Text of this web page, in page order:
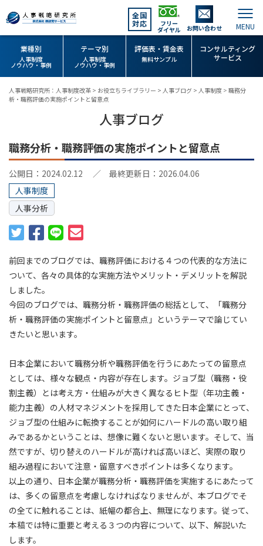
全国
対応
フリー
ダイヤル お問い合わせ
業種別
人事制度
ノウハウ・事例
テーマ別
人事制度
ノウハウ・事例
評価表・賃金表
無料サンプル
コンサルティング
サービス
人事戦略研究所：人事制度改革 > お役立ちライブラリー > 人事ブログ > 人事制度 > 職務分
析・職務評価の実施ポイントと留意点
人事ブログ
職務分析・職務評価の実施ポイントと留意点
公開日：2024.02.12
／ 最終更新日：2026.04.06
人事制度
人事分析
前回までのブログでは、職務評価における４つの代表的な方法に
ついて、各々の具体的な実施方法やメリット・デメリットを解説
しました。
今回のブログでは、職務分析・職務評価の総括として、「職務分
析・職務評価の実施ポイントと留意点」というテーマで論じてい
きたいと思います。
日本企業において職務分析や職務評価を行うにあたっての留意点
としては、様々な観点・内容が存在します。ジョブ型（職務・役
割主義）とは考え方・仕組みが大きく異なるヒト型（年功主義・
能力主義）の人材マネジメントを採用してきた日本企業にとって、
ジョブ型の仕組みに転換することが如何にハードルの高い取り組
みであるかということは、想像に難くないと思います。そして、当
然ですが、切り替えのハードルが高ければ高いほど、実際の取り
組み過程において注意・留意すべきポイントは多くなります。
以上の通り、日本企業が職務分析・職務評価を実施するにあたって
は、多くの留意点を考慮しなければなりませんが、本ブログでそ
の全てに触れることは、紙幅の都合上、無理になります。従って、
本稿では特に重要と考える３つの内容について、以下、解説いた
します。